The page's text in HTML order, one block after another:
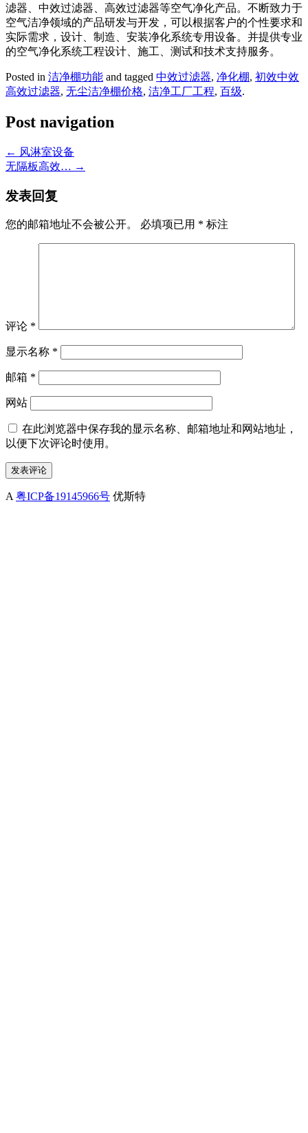
滤器、中效过滤器、高效过滤器等空气净化产品。不断致力于
空气洁净领域的产品研发与开发，可以根据客户的个性要求和
实际需求，设计、制造、安装净化系统专用设备。并提供专业
的空气净化系统工程设计、施工、测试和技术支持服务。
Posted in 洁净棚功能 and tagged 中效过滤器, 净化棚, 初效中效
高效过滤器, 无尘洁净棚价格, 洁净工厂工程, 百级.
Post navigation
← 风淋室设备
无隔板高效… →
发表回复
您的邮箱地址不会被公开。 必填项已用 * 标注
评论 *
显示名称 *
邮箱 *
网站
在此浏览器中保存我的显示名称、邮箱地址和网站地址，
以便下次评论时使用。
A 粤ICP备19145966号 优斯特